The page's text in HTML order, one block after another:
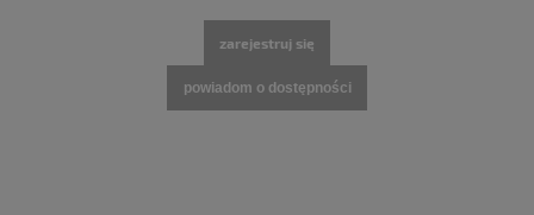
zarejestruj się
powiadom o dostępności